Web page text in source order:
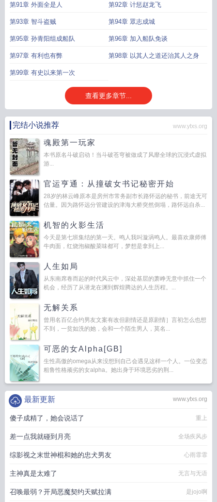
第91章 外面全是人 第92章 计惩赵龙飞
第93章 智斗盗贼 第94章 眾志成城
第95章 孙青阳组成船队 第96章 加入船队免谈
第97章 有利也有弊 第98章 以其人之道还治其人之身
第99章 有史以来第一次
查看更多章节...
完结小说推荐 www.ytxs.org
魂殿第一玩家
本书原名斗破启动！当斗破苍穹被做成了风靡全球的沉浸式虚拟
游...
官运亨通：从撞破女书记秘密开始
28岁的林云峰原本是房州市常务副市长路怀远的秘书，前途无可
估量。因为路怀远分管建设的津海大桥突然倒塌，路怀远自杀...
机智的火影生活
今天是第七班集结的第一天。鸣人我叫漩涡鸣人。最喜欢康师傅
牛肉面，红烧泡椒酸菜味都可，梦想是拿到上...
人生如局
从东南席卷而起的时代风云中，深处基层的萧峥无意中抓住一个
机会，经历了从潜龙在渊到辉煌腾达的人生历程。...
无解关系
曾用名百亿合约男友文案有改但剧情还是原剧情］言初怎么也想
不到，一贫如洗的她，会和一个陌生男人，莫名...
可恶的女Alpha[GB]
生性高傲的omega从来没想到自己会遇见这样一个人。一位变态
粗鲁性格顽劣的女alpha。她出身于环境恶劣的荆...
www.ytxs.org
最新更新
傻子成精了，她会说话了 重上
差一点我就碰到月亮 全场疾风步
综影视之末世神棍和她的忠犬男友 心雨霏霏
主神真是太难了 无言与无语
召唤最弱？开局恶魔契约天赋拉满 是jojo啊